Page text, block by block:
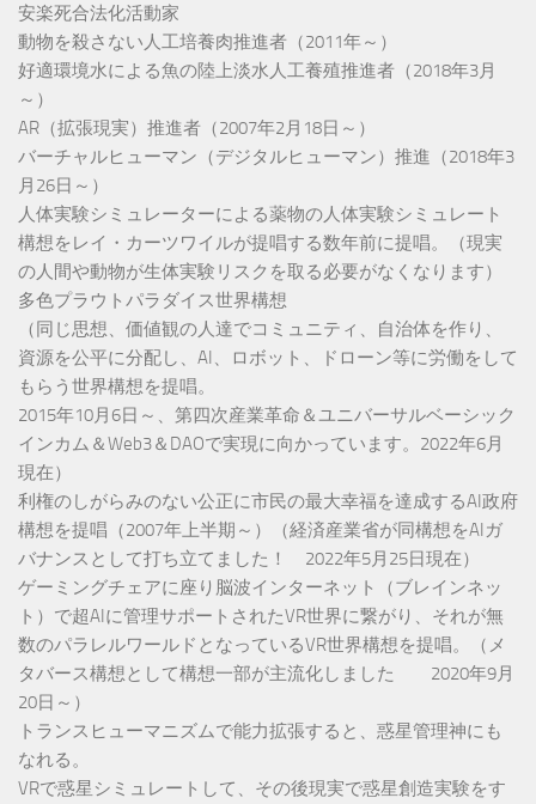
安楽死合法化活動家
動物を殺さない人工培養肉推進者（2011年～）
好適環境水による魚の陸上淡水人工養殖推進者（2018年3月
～）
AR（拡張現実）推進者（2007年2月18日～）
バーチャルヒューマン（デジタルヒューマン）推進（2018年3
月26日～）
人体実験シミュレーターによる薬物の人体実験シミュレート
構想をレイ・カーツワイルが提唱する数年前に提唱。（現実
の人間や動物が生体実験リスクを取る必要がなくなります）
多色プラウトパラダイス世界構想
（同じ思想、価値観の人達でコミュニティ、自治体を作り、
資源を公平に分配し、AI、ロボット、ドローン等に労働をして
もらう世界構想を提唱。
2015年10月6日～、第四次産業革命＆ユニバーサルベーシック
インカム＆Web3＆DAOで実現に向かっています。2022年6月
現在）
利権のしがらみのない公正に市民の最大幸福を達成するAI政府
構想を提唱（2007年上半期～）（経済産業省が同構想をAIガ
バナンスとして打ち立てました！ 2022年5月25日現在）
ゲーミングチェアに座り脳波インターネット（ブレインネッ
ト）で超AIに管理サポートされたVR世界に繋がり、それが無
数のパラレルワールドとなっているVR世界構想を提唱。（メ
タバース構想として構想一部が主流化しました 2020年9月
20日～）
トランスヒューマニズムで能力拡張すると、惑星管理神にも
なれる。
VRで惑星シミュレートして、その後現実で惑星創造実験をす